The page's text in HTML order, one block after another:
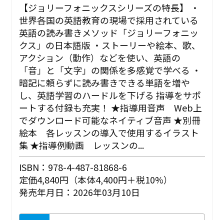
【ジョリーフォニックスシリーズの特長】 ・
世界各国の英語教育の現場で採用されている
英語の読み書きメソッド「ジョリーフォニッ
クス」の日本語版 ・ストーリーや絵本、歌、
アクション（動作）などを使い、英語の
「音」と「文字」の関係を多感覚で学べる ・
暗記に頼らずに読み書きできる単語を増や
し、英語学習のハードルを下げる 指導をサポ
ートする付録も充実！ ★指導用音声 Web上
でダウンロード可能なネイティブ音声 ★別冊
絵本 各レッスンの導入で使用するイラスト
集 ★指導例動画 レッスンの...
ISBN：978-4-487-81868-6
定価4,840円（本体4,400円＋税10%）
発売年月日：2026年03月10日